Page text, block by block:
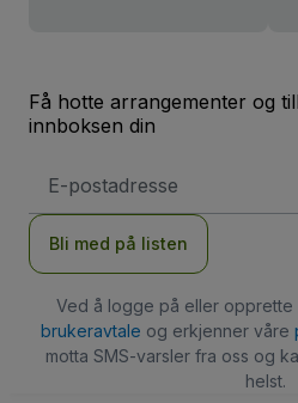
Få hotte arrangementer og
innboksen din
postadresse
Bli med på listen
Ved å logge på eller
brukeravtale og erkjenner våre
motta SMS-varsler fra oss og
helst.